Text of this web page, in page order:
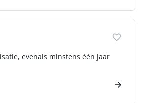
evenals minstens één jaar